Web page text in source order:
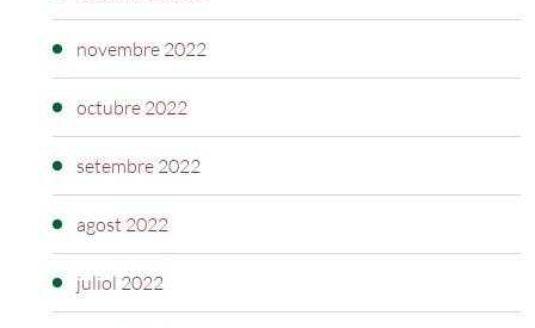
novembre 2022
octubre 2022
setembre 2022
agost 2022
juliol 2022